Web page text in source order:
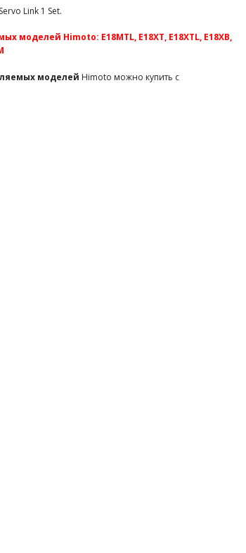
Link 1 Set.
моделей Himoto: E18MTL, E18XT, E18XTL, E18XB,
моделей Himoto можно купить с